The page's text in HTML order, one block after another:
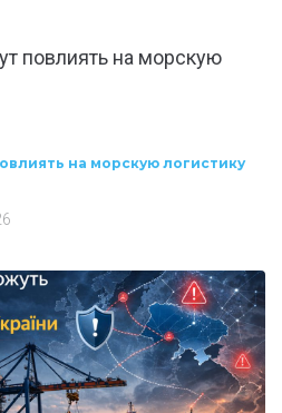
повлиять на морскую
на морскую логистику